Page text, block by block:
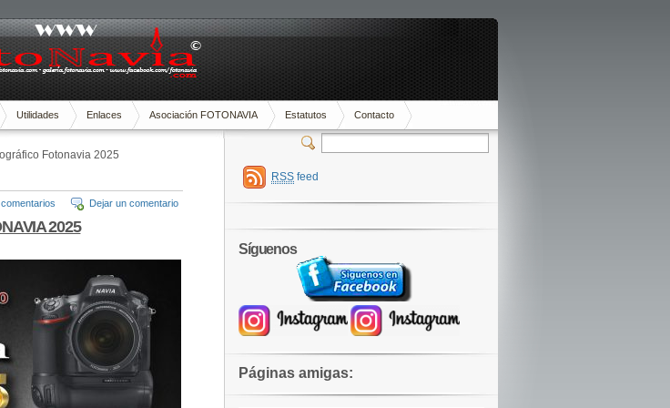
Utilidades Enlaces Asociación FOTONAVIA Estatutos Contacto
Fotonavia 2025
Dejar un comentario
2025
RSS feed
Síguenos
Páginas amigas: